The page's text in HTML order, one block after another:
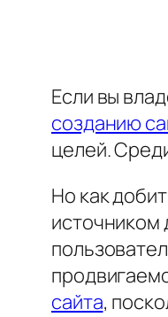
Если вы
созданию
целей.
Но как
источником
сайта,